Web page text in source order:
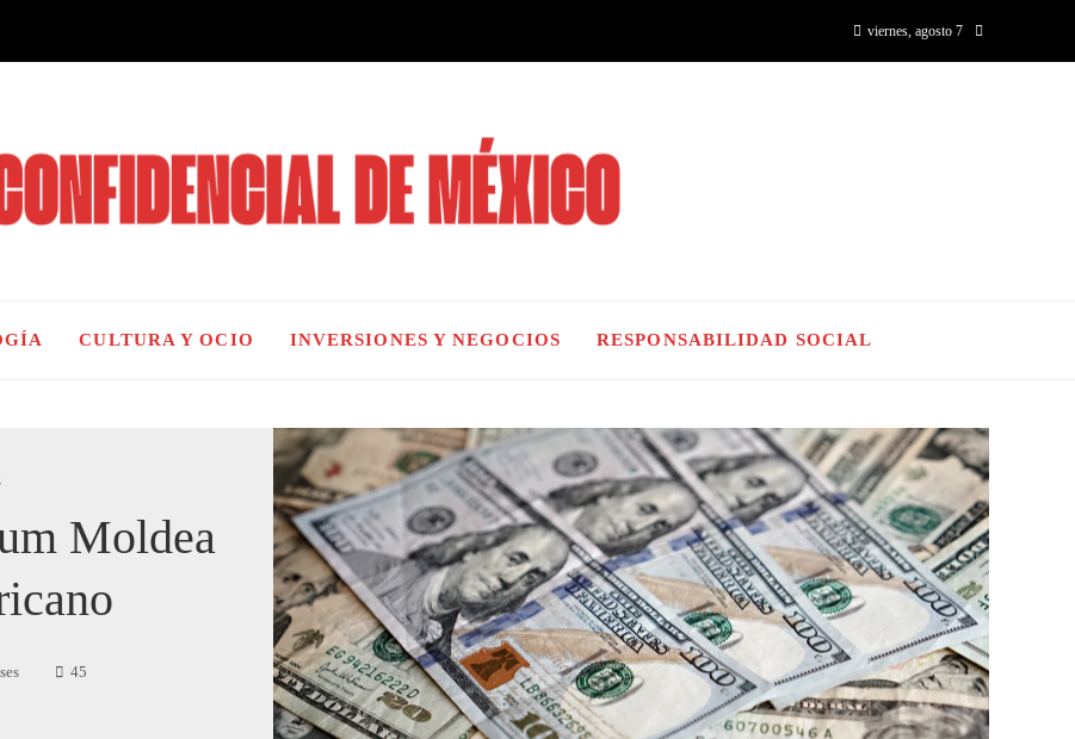
viernes, agosto 7
CULTURA Y OCIO INVERSIONES Y NEGOCIOS RESPONSABILIDAD SOCIAL
Moldea
45